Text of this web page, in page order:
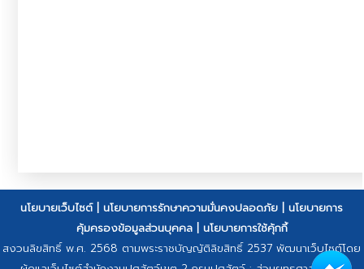
นโยบายเว็บไซต์|นโยบายการรักษาความมั่นคงปลอดภัย |นโยบายการ
คุ้มครองข้อมูลส่วนบุคคล| นโยบายการใช้คุ้กกี้
สงวนลิขสิทธิ์ พ.ศ. 2568 ตามพระราชบัญญัติลิขสิทธิ์ 2537 พัฒนาเว็บไซต์โดย